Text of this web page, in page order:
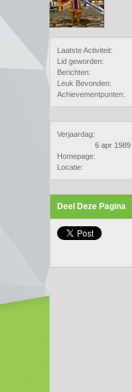
Laatste Activiteit:
Lid geworden:
Berichten:
Leuk Bevonden:
Achievementpunten:
Verjaardag:
6 apr 1989
Homepage:
Locatie:
Deel Deze Pagina